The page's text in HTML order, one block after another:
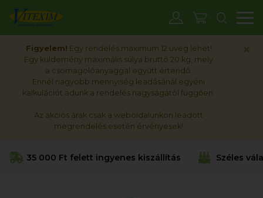
Figyelem! Egy rendelés maximum 12 üveg lehet!
Egy küldemény maximális súlya bruttó 20 kg, mely
a csomagolóanyaggal együtt értendő.
Ennél nagyobb mennyiség leadásánál egyéni
kalkulációt adunk a rendelés nagyságától függően.
Az akciós árak csak a weboldalunkon leadott
megrendelés esetén érvényesek!
35 000 Ft felett ingyenes kiszállítás Széles